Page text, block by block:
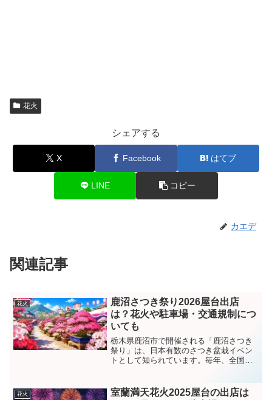
花火
シェアする
X Facebook はてブ
LINE コピー
カエデ
関連記事
花火
鹿沼さつき祭り2026屋台出店
は？花火や駐車場・交通規制につ
いても
栃木県鹿沼市で開催される「鹿沼さつき
祭り」は、日本有数のさつき盆栽イベン
トとして知られています。毎年、全国か
ントです。さらに2026年は、グルメフェ
花火
室蘭満天花火2025屋台の出店は